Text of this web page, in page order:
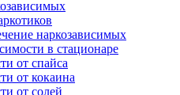
наркозависимых
в стационаре
от спайса
от кокаина
от солей